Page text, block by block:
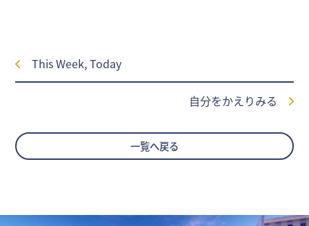
This Week, Today
自分をかえりみる
一覧へ戻る